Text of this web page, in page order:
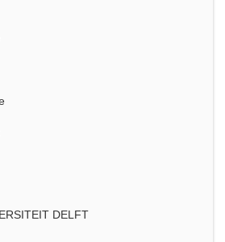
DELFT